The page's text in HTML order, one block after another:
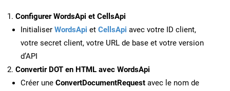
Configurer WordsApi et CellsApi
Initialiser WordsApi et CellsApi avec votre ID client,
votre secret client, votre URL de base et votre version
d’API
Convertir DOT en HTML avec WordsApi
Créer une ConvertDocumentRequest avec le nom de